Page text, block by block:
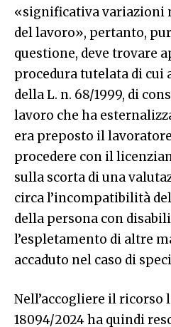
«significativa variazioni
del lavoro», pertanto,
questione, deve trovare
procedura tutelata di cui
della L. n. 68/1999, di
lavoro che ha
era preposto il
procedere con il
sulla scorta di una
circa l’incompatibilità
della persona con
l’espletamento di altre
accaduto nel caso di
Nell’accogliere il ricorso
18094/2024 ha quindi